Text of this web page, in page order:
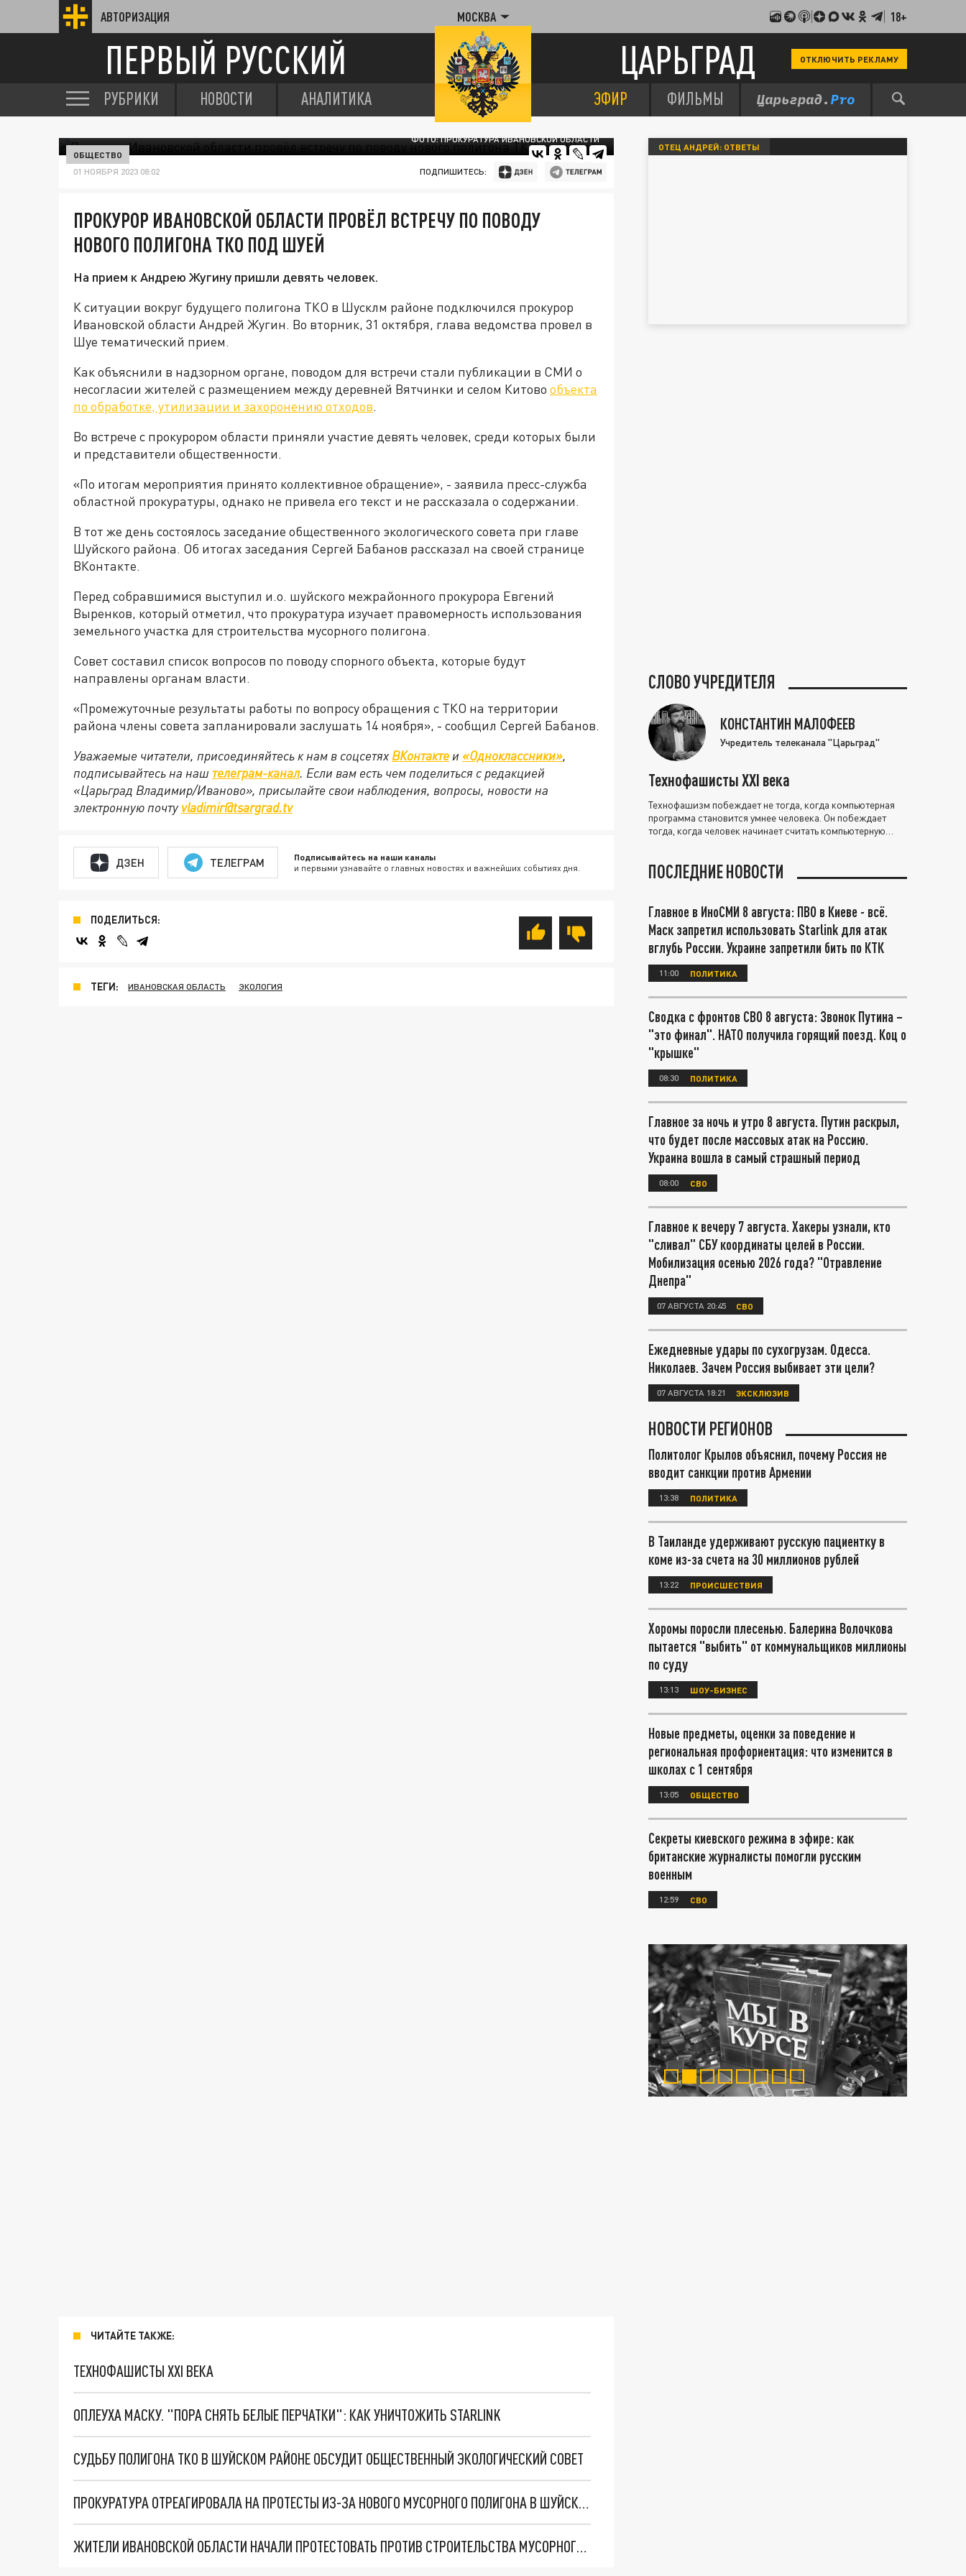
АВТОРИЗАЦИЯ МОСКВА 18+
ПЕРВЫЙ РУССКИЙ ЦАРЬГРАД ОТКЛЮЧИТЬ РЕКЛАМУ
РУБРИКИ НОВОСТИ АНАЛИТИКА ЭФИР ФИЛЬМЫ
ФОТО: ПРОКУРАТУРА ИВАНОВСКОЙ ОБЛАСТИ
ОБЩЕСТВО
01 НОЯБРЯ 2023 08:02 ПОДПИШИТЕСЬ:
ПРОКУРОР ИВАНОВСКОЙ ОБЛАСТИ ПРОВЁЛ ВСТРЕЧУ ПО ПОВОДУ
НОВОГО ПОЛИГОНА ТКО ПОД ШУЕЙ
На прием к Андрею Жугину пришли девять человек.
К ситуации вокруг будущего полигона ТКО в Шусклм районе подключился прокурор
Ивановской области Андрей Жугин. Во вторник, 31 октября, глава ведомства провел в
Шуе тематический прием.
Как объяснили в надзорном органе, поводом для встречи стали публикации в СМИ о
несогласии жителей с размещением между деревней Вятчинки и селом Китово объекта
по обработке, утилизации и захоронению отходов.
Во встрече с прокурором области приняли участие девять человек, среди которых были
и представители общественности.
«По итогам мероприятия принято коллективное обращение», - заявила пресс-служба
областной прокуратуры, однако не привела его текст и не рассказала о содержании.
В тот же день состоялось заседание общественного экологического совета при главе
Шуйского района. Об итогах заседания Сергей Бабанов рассказал на своей странице
ВКонтакте.
Перед собравшимися выступил и.о. шуйского межрайонного прокурора Евгений
Выренков, который отметил, что прокуратура изучает правомерность использования
земельного участка для строительства мусорного полигона.
Совет составил список вопросов по поводу спорного объекта, которые будут
направлены органам власти.
«Промежуточные результаты работы по вопросу обращения с ТКО на территории
района члены совета запланировали заслушать 14 ноября», - сообщил Сергей Бабанов.
Уважаемые читатели, присоединяйтесь к нам в соцсетях ВКонтакте и «Одноклассники»,
подписывайтесь на наш телеграм-канал. Если вам есть чем поделиться с редакцией
«Царьград Владимир/Иваново», присылайте свои наблюдения, вопросы, новости на
электронную почту vladimir@tsargrad.tv
ДЗЕН ТЕЛЕГРАМ Подписывайтесь на наши каналы
и первыми узнавайте о главных новостях и важнейших событиях дня.
ПОДЕЛИТЬСЯ:
ТЕГИ: ИВАНОВСКАЯ ОБЛАСТЬ ЭКОЛОГИЯ
ЧИТАЙТЕ ТАКЖЕ:
ТЕХНОФАШИСТЫ XXI ВЕКА
ОПЛЕУХА МАСКУ. "ПОРА СНЯТЬ БЕЛЫЕ ПЕРЧАТКИ": КАК УНИЧТОЖИТЬ STARLINK
СУДЬБУ ПОЛИГОНА ТКО В ШУЙСКОМ РАЙОНЕ ОБСУДИТ ОБЩЕСТВЕННЫЙ ЭКОЛОГИЧЕСКИЙ СОВЕТ
ПРОКУРАТУРА ОТРЕАГИРОВАЛА НА ПРОТЕСТЫ ИЗ-ЗА НОВОГО МУСОРНОГО ПОЛИГОНА В ШУЙСКОМ РАЙОНЕ
ЖИТЕЛИ ИВАНОВСКОЙ ОБЛАСТИ НАЧАЛИ ПРОТЕСТОВАТЬ ПРОТИВ СТРОИТЕЛЬСТВА МУСОРНОГО ПОЛИГОНА
ОТЕЦ АНДРЕЙ: ОТВЕТЫ
СЛОВО УЧРЕДИТЕЛЯ
КОНСТАНТИН МАЛОФЕЕВ
Учредитель телеканала "Царьград"
Технофашисты XXI века
Технофашизм побеждает не тогда, когда компьютерная
программа становится умнее человека. Он побеждает
тогда, когда человек начинает считать компьютерную
ПОСЛЕДНИЕ НОВОСТИ
Главное в ИноСМИ 8 августа: ПВО в Киеве - всё.
Маск запретил использовать Starlink для атак
вглубь России. Украине запретили бить по КТК
11:00 ПОЛИТИКА
Сводка с фронтов СВО 8 августа: Звонок Путина –
"это финал". НАТО получила горящий поезд. Коц о
"крышке"
08:30 ПОЛИТИКА
Главное за ночь и утро 8 августа. Путин раскрыл,
что будет после массовых атак на Россию.
Украина вошла в самый страшный период
08:00 СВО
Главное к вечеру 7 августа. Хакеры узнали, кто
"сливал" СБУ координаты целей в России.
Мобилизация осенью 2026 года? "Отравление
Днепра"
07 АВГУСТА 20:45 СВО
Ежедневные удары по сухогрузам. Одесса.
Николаев. Зачем Россия выбивает эти цели?
07 АВГУСТА 18:21 ЭКСКЛЮЗИВ
НОВОСТИ РЕГИОНОВ
Политолог Крылов объяснил, почему Россия не
вводит санкции против Армении
13:38 ПОЛИТИКА
В Таиланде удерживают русскую пациентку в
коме из-за счета на 30 миллионов рублей
13:22 ПРОИСШЕСТВИЯ
Хоромы поросли плесенью. Балерина Волочкова
пытается "выбить" от коммунальщиков миллионы
по суду
13:13 ШОУ-БИЗНЕС
Новые предметы, оценки за поведение и
региональная профориентация: что изменится в
школах с 1 сентября
13:05 ОБЩЕСТВО
Секреты киевского режима в эфире: как
британские журналисты помогли русским
военным
12:59 СВО